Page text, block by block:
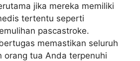
jika mereka memiliki
tertentu seperti
pascastroke.
memastikan seluruh
orang tua Anda terpenuhi